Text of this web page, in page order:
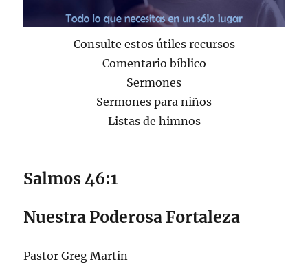
Consulte estos útiles recursos
Comentario bíblico
Sermones
Sermones para niños
Listas de himnos
Salmos 46:1
Nuestra Poderosa Fortaleza
Pastor Greg Martin